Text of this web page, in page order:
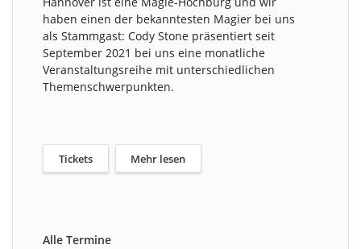
haben einen der bekanntesten Magier bei uns
als Stammgast: Cody Stone präsentiert seit
September 2021 bei uns eine monatliche
Veranstaltungsreihe mit unterschiedlichen
Themenschwerpunkten.
Tickets Mehr lesen
Alle Termine